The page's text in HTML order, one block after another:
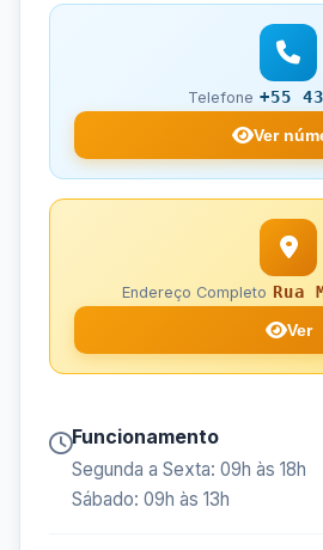
Telefone +55
Ver
Endereço Completo Rua
Ver
Funcionamento
Segunda a Sexta: 09h às 18h
Sábado: 09h às 13h